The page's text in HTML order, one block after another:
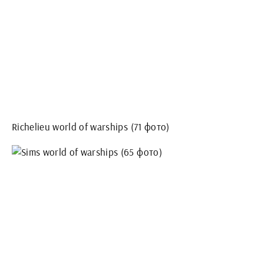
Richelieu world of warships (71 фото)